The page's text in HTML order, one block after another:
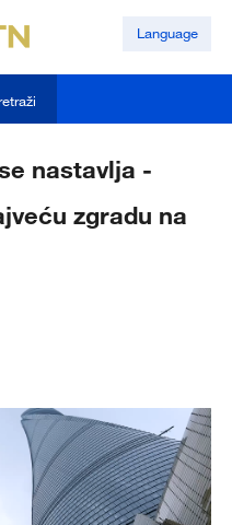
Language
nastavlja -
zgradu na